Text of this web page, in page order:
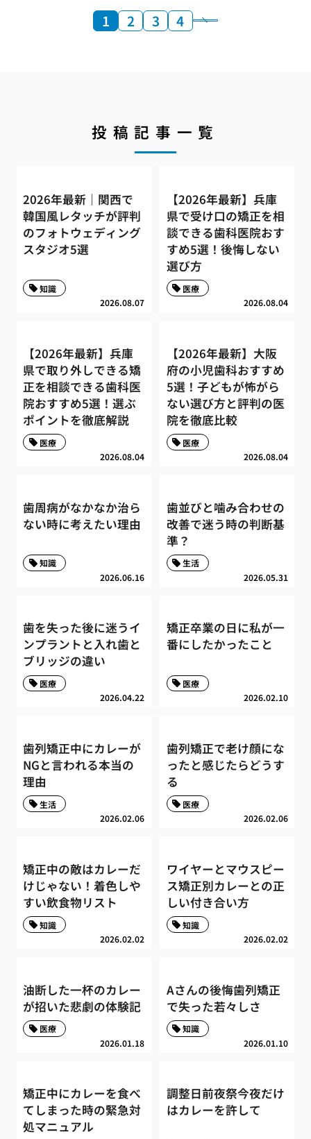
1 2 3 4
投稿記事一覧
2026年最新｜関西で
韓国風レタッチが評判
のフォトウェディング
スタジオ5選
2026.08.07
知識
【2026年最新】兵庫
県で受け口の矯正を相
談できる歯科医院おす
すめ5選！後悔しない
選び方
2026.08.04
医療
【2026年最新】兵庫
県で取り外しできる矯
正を相談できる歯科医
院おすすめ5選！選ぶ
ポイントを徹底解説
2026.08.04
医療
【2026年最新】大阪
府の小児歯科おすすめ
5選！子どもが怖がら
ない選び方と評判の医
院を徹底比較
2026.08.04
医療
歯周病がなかなか治ら
ない時に考えたい理由
2026.06.16
知識
歯並びと噛み合わせの
改善で迷う時の判断基
準？
2026.05.31
生活
歯を失った後に迷うイ
ンプラントと入れ歯と
ブリッジの違い
2026.04.22
医療
矯正卒業の日に私が一
番にしたかったこと
2026.02.10
医療
歯列矯正中にカレーが
NGと言われる本当の
理由
2026.02.06
生活
歯列矯正で老け顔にな
ったと感じたらどうす
る
2026.02.06
医療
矯正中の敵はカレーだ
けじゃない！着色しや
すい飲食物リスト
2026.02.02
知識
ワイヤーとマウスピー
ス矯正別カレーとの正
しい付き合い方
2026.02.02
知識
油断した一杯のカレー
が招いた悲劇の体験記
2026.01.18
医療
Aさんの後悔歯列矯正
で失った若々しさ
2026.01.10
知識
矯正中にカレーを食べ
てしまった時の緊急対
処マニュアル
調整日前夜祭今夜だけ
はカレーを許して